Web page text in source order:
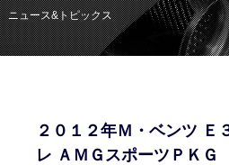
全国納車 特別作業
プライバシーポリシー スタッフblog
ニュース&トピックス
２０１２年Ｍ・ベンツ Ｅ
レ ＡＭＧスポーツＰＫ